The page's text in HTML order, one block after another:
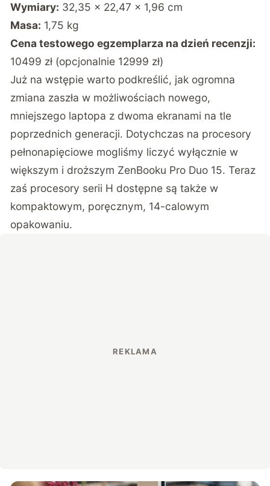
Wymiary: 32,35 x 22,47 x 1,96 cm
Masa: 1,75 kg
Cena testowego egzemplarza na dzień recenzji:
10499 zł (opcjonalnie 12999 zł)
Już na wstępie warto podkreślić, jak ogromna
zmiana zaszła w możliwościach nowego,
mniejszego laptopa z dwoma ekranami na tle
poprzednich generacji. Dotychczas na procesory
pełnonapięciowe mogliśmy liczyć wyłącznie w
większym i droższym ZenBooku Pro Duo 15. Teraz
zaś procesory serii H dostępne są także w
kompaktowym, poręcznym, 14-calowym
opakowaniu.